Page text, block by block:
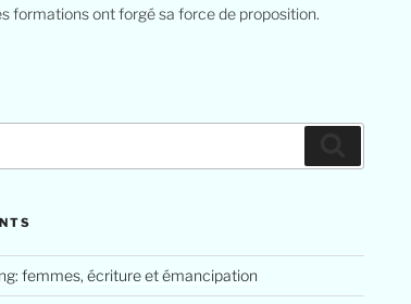
formations ont forgé sa force de proposition.
femmes, écriture et émancipation